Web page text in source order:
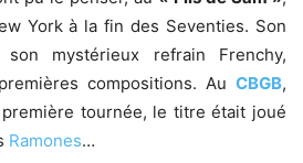
York à la fin des Seventies. Son
mystérieux refrain Frenchy,
compositions. Au CBGB,
tournée, le titre était joué
Ramones…